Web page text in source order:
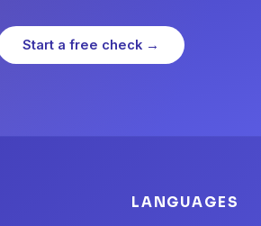
Start a free check →
LANGUAGES